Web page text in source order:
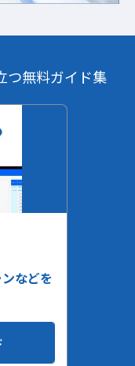
つ無料ガイド集
などを